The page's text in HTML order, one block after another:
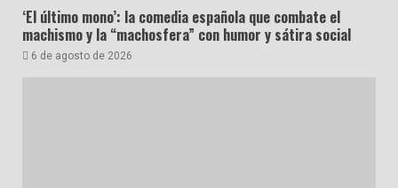
‘El último mono’: la comedia española que combate el
machismo y la “machosfera” con humor y sátira social
6 de agosto de 2026